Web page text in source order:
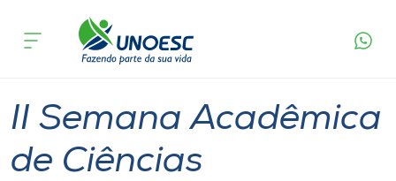
Cursos
Pesquisa
acontece
Videira
II Semana Acadêmica
de Ciências